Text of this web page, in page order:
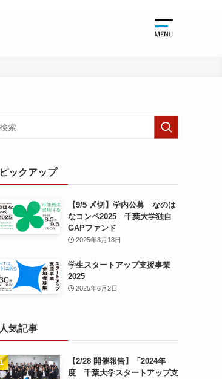
千葉大学関
起業支援
ピックアップ
【9/5 〆切】学内公募 なのは
なコンペ2025 千葉大学独自
GAPファンド
2025年8月18日
学生スタートアップ支援事業
2025
2025年6月2日
人気記事
【2/28 開催報告】「2024年
度 千葉大学スタートアップ支